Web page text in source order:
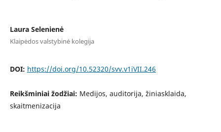
Laura Selenienė
Klaipėdos valstybinė kolegija
DOI: https://doi.org/10.52320/svv.v1iVII.246
Reikšminiai žodžiai: Medijos, auditorija, žiniasklaida,
skaitmenizacija